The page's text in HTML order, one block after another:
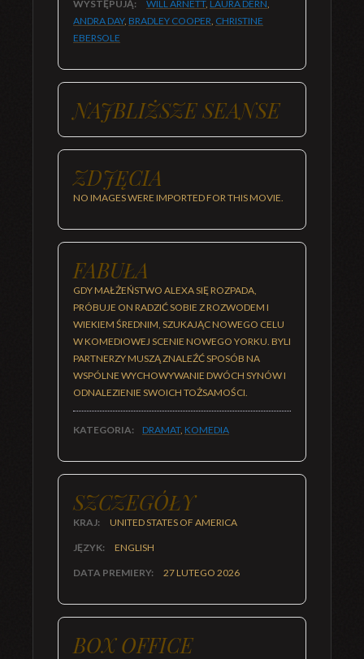
WYSTĘPUJĄ: WILL ARNETT, LAURA DERN,
ANDRA DAY, BRADLEY COOPER, CHRISTINE
EBERSOLE
NAJBLIŻSZE SEANSE
ZDJĘCIA
NO IMAGES WERE IMPORTED FOR THIS MOVIE.
FABUŁA
GDY MAŁŻEŃSTWO ALEXA SIĘ ROZPADA,
PRÓBUJE ON RADZIĆ SOBIE Z ROZWODEM I
WIEKIEM ŚREDNIM, SZUKAJĄC NOWEGO CELU
W KOMEDIOWEJ SCENIE NOWEGO YORKU. BYLI
PARTNERZY MUSZĄ ZNALEŹĆ SPOSÓB NA
WSPÓLNE WYCHOWYWANIE DWÓCH SYNÓW I
ODNALEZIENIE SWOICH TOŻSAMOŚCI.
KATEGORIA: DRAMAT, KOMEDIA
SZCZEGÓŁY
KRAJ: UNITED STATES OF AMERICA
JĘZYK: ENGLISH
DATA PREMIERY: 27 LUTEGO 2026
BOX OFFICE